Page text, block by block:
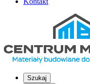
Szukaj